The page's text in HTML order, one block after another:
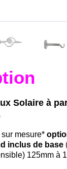
Solaire à
sur mesure*
inclus de base
125mm à